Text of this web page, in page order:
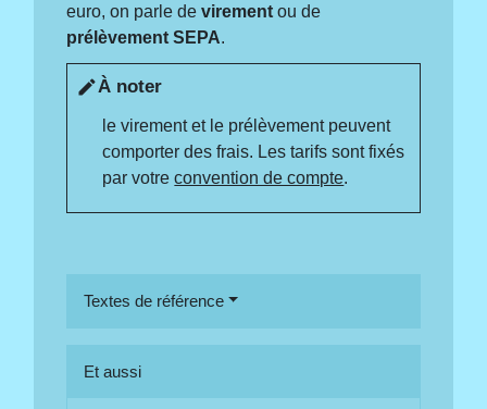
euro, on parle devirement ou de
prélèvement SEPA.
editÀ noter
le virement et le prélèvement peuvent
comporter des frais. Les tarifs sont fixés
par votreconvention de compte.
Textes de référence
Et aussi